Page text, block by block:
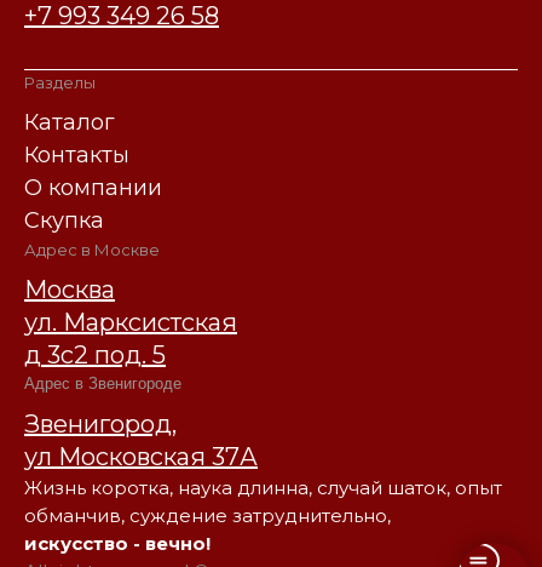
+7 993 349 26 58
Разделы
Каталог
Контакты
О компании
Скупка
Адрес в Москве
Москва
ул. Марксистская
д 3с2 под. 5
Адрес в Звенигороде
Звенигород,
ул Московская 37А
Жизнь коротка, наука длинна, случай шаток, опыт
обманчив, суждение затруднительно,
искусство - вечно!